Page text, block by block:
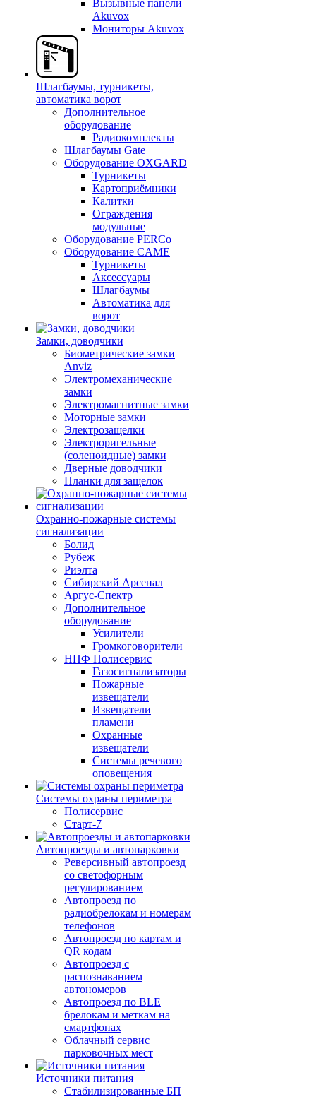
Вызывные панели
Akuvox
Мониторы Akuvox
Шлагбаумы, турникеты,
автоматика ворот
Дополнительное
оборудование
Радиокомплекты
Шлагбаумы Gate
Оборудование OXGARD
Турникеты
Картоприёмники
Калитки
Ограждения
модульные
Оборудование PERCo
Оборудование CAME
Турникеты
Аксессуары
Шлагбаумы
Автоматика для
ворот
Замки, доводчики
Биометрические замки
Anviz
Электромеханические
замки
Электромагнитные замки
Моторные замки
Электрозащелки
Электроригельные
(cоленоидные) замки
Дверные доводчики
Планки для защелок
Охранно-пожарные системы
сигнализации
Болид
Рубеж
Риэлта
Сибирский Арсенал
Аргус-Спектр
Дополнительное
оборудование
Усилители
Громкоговорители
НПФ Полисервис
Газосигнализаторы
Пожарные
извещатели
Извещатели
пламени
Охранные
извещатели
Системы речевого
оповещения
Системы охраны периметра
Полисервис
Старт-7
Автопроезды и автопарковки
Реверсивный автопроезд
со светофорным
регулированием
Автопроезд по
радиобрелокам и номерам
телефонов
Автопроезд по картам и
QR кодам
Автопроезд с
распознаванием
автономеров
Автопроезд по BLE
брелокам и меткам на
смартфонах
Облачный сервис
парковочных мест
Источники питания
Стабилизированные БП